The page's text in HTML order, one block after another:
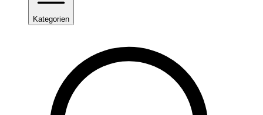
Kategorien